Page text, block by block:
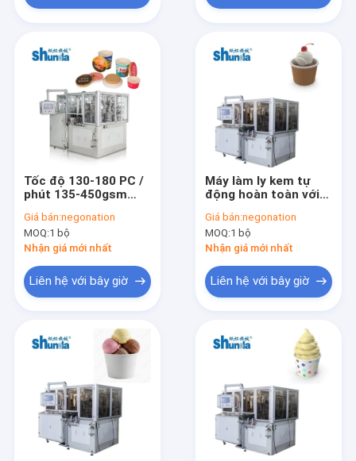
Các sản phẩm
Về chúng tôi
Tham quan nhà máy
Tin tức
Yêu cầu báo giá
Máy tự động Giấy Cup
Giấy Tea Cup Making Machine
Giấy Coffee Cup Making Machine
Tốc độ 130-180 PC /
phút 135-450gsm
Giá bán:negonation
MOQ:1 bộ
Nhận giá mới nhất
Liên hệ với bây giờ
Máy làm ly kem tự
động hoàn toàn với
Panasonic
Giá bán:negonation
MOQ:1 bộ
Nhận giá mới nhất
Liên hệ với bây giờ